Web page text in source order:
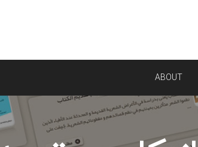
ABOUT